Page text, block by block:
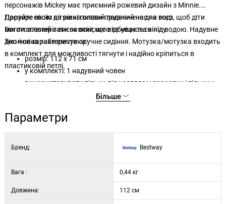
персонажів Mickey має приємний рожевий дизайн з Minnie.
Прозоре вікно на рівні голови призначене для того, щоб діти
могли спостерігати за всім, що відбувається під водою. Надувне
дно човна забезпечує зручне сидіння. Мотузка/мотузка входить
в комплект для можливості тягнути і надійно кріпиться в
пластиковій петлі.
Даруйте своїм дітям казковий ледачий час на воді.
Виготовлений з високоякісного та міцного вінілу.
Технічні характеристики:
розмір: 112 х 71 см
у комплекті: 1 надувний човен
використовувати тільки під наглядом дорослих і тільки у
воді на глибині, де дитині комфортно
Більше
Параметри
Бренд: Bestway
Вага : 0,44 кг
Довжина: 112 см